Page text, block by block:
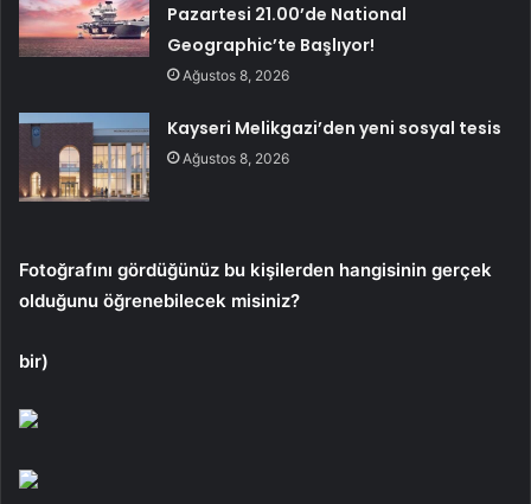
Pazartesi 21.00’de National
Geographic’te Başlıyor!
Ağustos 8, 2026
Kayseri Melikgazi’den yeni sosyal tesis
Ağustos 8, 2026
Fotoğrafını gördüğünüz bu kişilerden hangisinin gerçek
olduğunu öğrenebilecek misiniz?
bir)